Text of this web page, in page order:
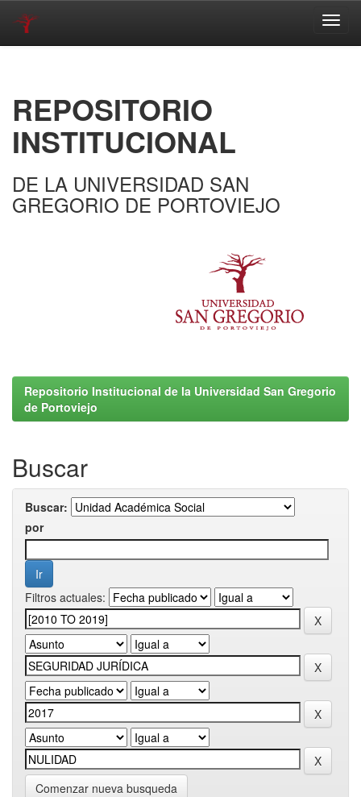
REPOSITORIO
INSTITUCIONAL
DE LA UNIVERSIDAD SAN
GREGORIO DE PORTOVIEJO
Repositorio Institucional de la Universidad San Gregorio
de Portoviejo
Buscar
Buscar:
por
Filtros actuales:
Comenzar nueva busqueda